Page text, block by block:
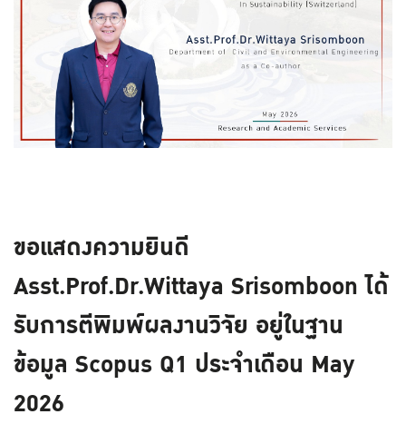
ขอแสดงความยินดี
Asst.Prof.Dr.Wittaya Srisomboon ได้
รับการตีพิมพ์ผลงานวิจัย อยู่ในฐาน
ข้อมูล Scopus Q1 ประจำเดือน May
2026